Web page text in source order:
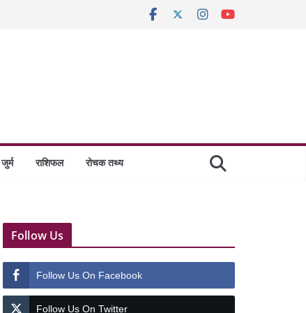
जुर्म राशिफल रोचक तथ्य
Follow Us
Follow Us On Facebook
Follow Us On Twitter